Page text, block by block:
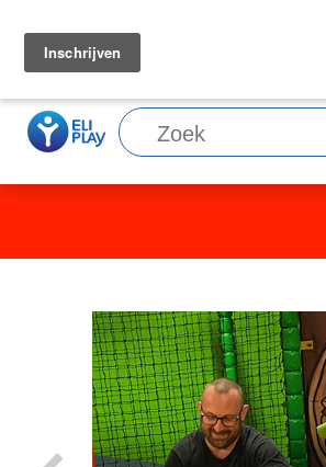
Wij zoeken collega's, bekijk
vacatures